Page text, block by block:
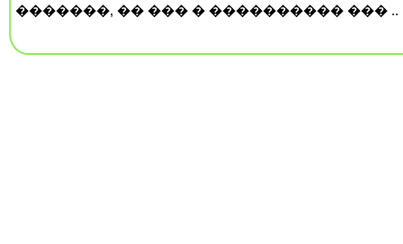
�������, �� ��� � ���������� ��� ..